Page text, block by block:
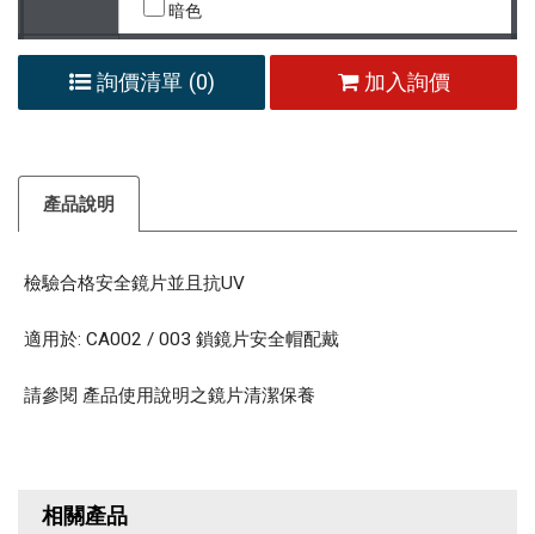
暗色
詢價清單 (0) 加入詢價
產品說明
檢驗合格安全鏡片並且抗UV
適用於: CA002 / 003 鎖鏡片安全帽配戴
請參閱 產品使用說明之鏡片清潔保養
相關產品